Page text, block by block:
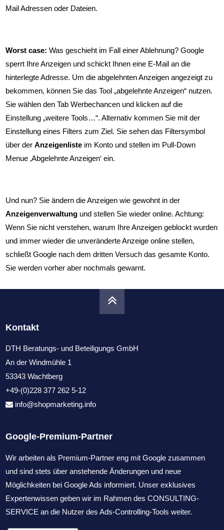
Mail Adressen oder Dateien.
Worst case: Was geschieht im Fall einer Ablehnung? Google
sperrt Ihre Anzeigen und schickt Ihnen eine E-Mail an die
hinterlegte Adresse. Um die abgelehnten Anzeigen angezeigt zu
bekommen, können Sie das Tool „abgelehnte Anzeigen“ nutzen.
Sie wählen den Tab Werbechancen und klicken auf die
Einstellung „weitere Tools…“. Alternativ kommen Sie mit der
Einstellung eines Filters zum Ziel. Sie sehen das Filtersymbol
über derAnzeigenliste im Konto und stellen im Pull-Down
Menue ‚Abgelehnte Anzeigen‘ ein.
Und nun? Sie ändern die Anzeigen wie gewohnt in der
Anzeigenverwaltung und stellen Sie wieder online. Achtung:
Wenn Sie nicht verstehen, warum Ihre Anzeigen geblockt wurden
und immer wieder die unveränderte Anzeige online stellen,
schließt Google nach dem dritten Versuch das gesamte Konto.
Sie werden vorher aber nochmals gewarnt.
Kontakt
DTH Beratungs- und Beteiligungs GmbH
An der Windmühle 1
53343 Wachtberg
+49-(0)228 377 262 5-12
info@shopmarketing.info
Google-Premium-Partner
Wir arbeiten als Premium-Partner eng mit Google zusammen
und sind stets über anstehende Änderungen und neue
Möglichkeiten bei Google Ads informiert. Unser exklusives
Expertenwissen geben wir im Rahmen des CONSULTING-
SERVICE an die Nutzer des Ads-Controlling-Tools weiter.